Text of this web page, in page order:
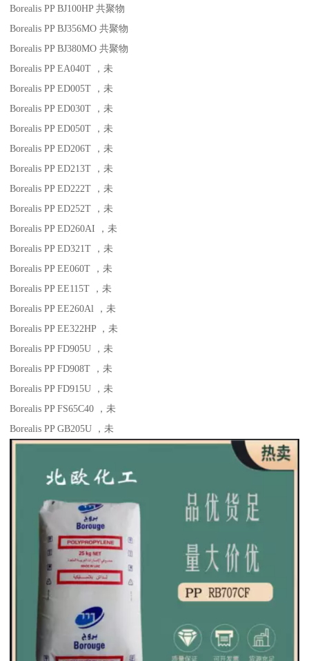
Borealis PP BJ100HP 共聚物
Borealis PP BJ356MO 共聚物
Borealis PP BJ380MO 共聚物
Borealis PP EA040T
，未
Borealis PP ED005T
，未
Borealis PP ED030T
，未
Borealis PP ED050T
，未
Borealis PP ED206T
，未
Borealis PP ED213T
，未
Borealis PP ED222T
，未
Borealis PP ED252T
，未
Borealis PP ED260AI
，未
Borealis PP ED321T
，未
Borealis PP EE060T
，未
Borealis PP EE115T
，未
Borealis PP EE260Al
，未
Borealis PP EE322HP
，未
Borealis PP FD905U
，未
Borealis PP FD908T
，未
Borealis PP FD915U
，未
Borealis PP FS65C40
，未
Borealis PP GB205U
，未